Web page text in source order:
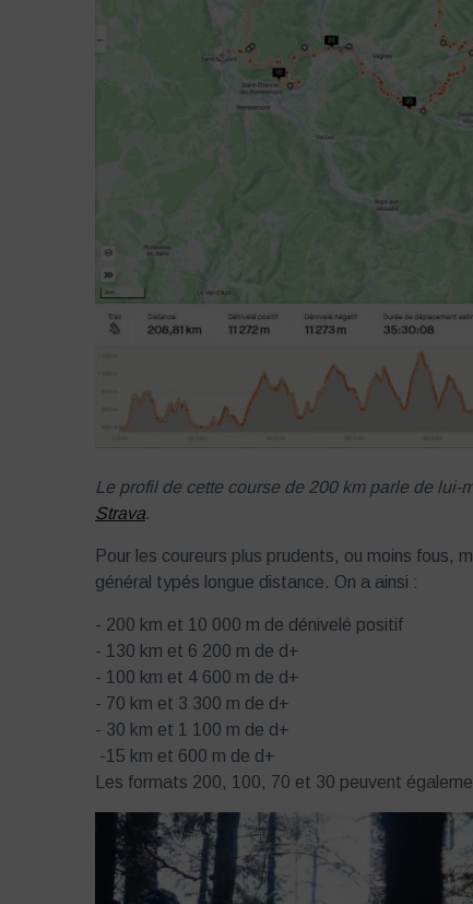
Le profil de cette course de 200 km parle de lui-
Strava.
Pour les coureurs plus prudents, ou moins fous,
général typés longue distance. On a ainsi :
- 200 km et 10 000 m de dénivelé positif
- 130 km et 6 200 m de d+
- 100 km et 4 600 m de d+
- 70 km et 3 300 m de d+
- 30 km et 1 100 m de d+
-15 km et 600 m de d+
Les formats 200, 100, 70 et 30 peuvent